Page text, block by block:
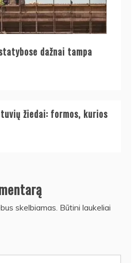
dažnai tampa
žiedai: formos, kurios
skelbiamas. Būtini laukeliai